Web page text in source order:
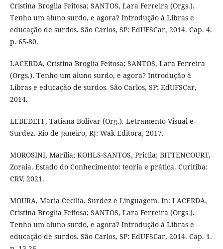
Cristina Broglia Feitosa; SANTOS, Lara Ferreira (Orgs.).
Tenho um aluno surdo, e agora? Introdução à Libras e
educação de surdos. São Carlos, SP: EdUFSCar, 2014. Cap. 4.
p. 65-80.
LACERDA, Cristina Broglia Feitosa; SANTOS, Lara Ferreira
(Orgs.). Tenho um aluno surdo, e agora? Introdução à
Libras e educação de surdos. São Carlos, SP: EdUFSCar,
2014.
LEBEDEFF, Tatiana Bolivar (Org.). Letramento Visual e
Surdez. Rio de Janeiro, RJ: Wak Editora, 2017.
MOROSINI, Marília; KOHLS-SANTOS, Pricila; BITTENCOURT,
Zoraia. Estado do Conhecimento: teoria e prática. Curitiba:
CRV, 2021.
MOURA, Maria Cecília. Surdez e Linguagem. In: LACERDA,
Cristina Broglia Feitosa; SANTOS, Lara Ferreira (Orgs.).
Tenho um aluno surdo, e agora? Introdução à Libras e
educação de surdos. São Carlos, SP: EdUFSCar, 2014. Cap. 1.